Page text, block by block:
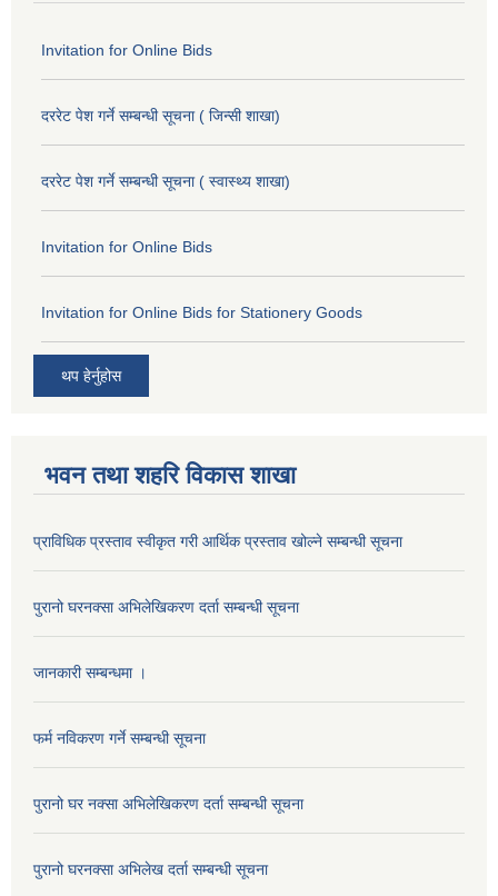
Invitation for Online Bids
दररेट पेश गर्ने सम्बन्धी सूचना ( जिन्सी शाखा)
दररेट पेश गर्ने सम्बन्धी सूचना ( स्वास्थ्य शाखा)
Invitation for Online Bids
Invitation for Online Bids for Stationery Goods
थप हेर्नुहोस
भवन तथा शहरि विकास शाखा
प्राविधिक प्रस्ताव स्वीकृत गरी आर्थिक प्रस्ताव खोल्ने सम्बन्धी सूचना
पुरानो घरनक्सा अभिलेखिकरण दर्ता सम्बन्धी सूचना
जानकारी सम्बन्धमा ।
फर्म नविकरण गर्ने सम्बन्धी सूचना
पुरानो घर नक्सा अभिलेखिकरण दर्ता सम्बन्धी सूचना
पुरानो घरनक्सा अभिलेख दर्ता सम्बन्धी सूचना